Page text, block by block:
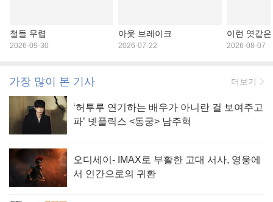
철들 무렵
2026-09-30
아웃 브레이크
2026-07-22
이런 엿같
2026-08-07
가장 많이 본 기사 더보기
‘허투루 연기하는 배우가 아니란 걸 보여주고
파’ 넷플릭스 <동궁> 남주혁
오디세이- IMAX로 부활한 고대 서사, 영웅에
서 인간으로의 귀환